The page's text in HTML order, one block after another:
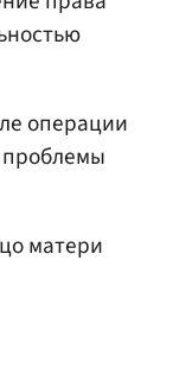
операции
проблемы
матери